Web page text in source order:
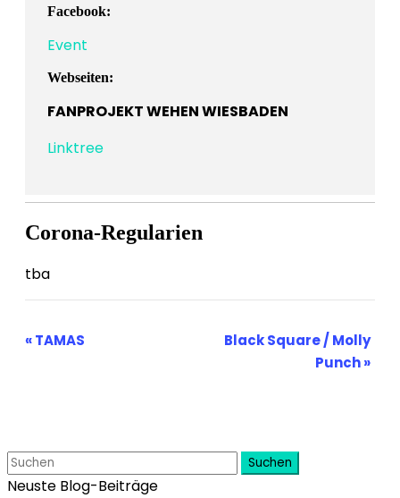
Facebook:
Event
Webseiten:
FANPROJEKT WEHEN WIESBADEN
Linktree
Corona-Regularien
tba
Veranstaltung-
«TAMAS
Black Square / Molly
Punch»
Suchen
Neuste Blog-Beiträge